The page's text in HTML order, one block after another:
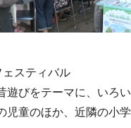
スティバル
遊びをテーマに、いろ
児童のほか、近隣の小